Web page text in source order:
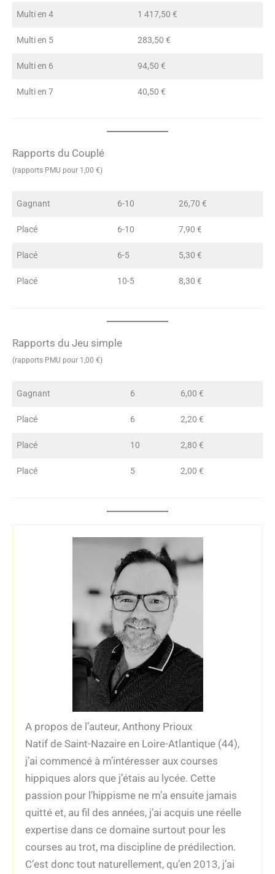
Multi en 4 1 417,50 €
Multi en 5 283,50 €
Multi en 6 94,50 €
Multi en 7 40,50 €
Rapports du Couplé
(rapports PMU pour 1,00 €)
Gagnant 6-10 26,70 €
Placé 6-10 7,90 €
Placé 6-5 5,30 €
Placé 10-5 8,30 €
Rapports du Jeu simple
(rapports PMU pour 1,00 €)
Gagnant 6 6,00 €
Placé 6 2,20 €
Placé 10 2,80 €
Placé 5 2,00 €
A propos de l’auteur, Anthony Prioux
Natif de Saint-Nazaire en Loire-Atlantique (44),
j’ai commencé à m’intéresser aux courses
hippiques alors que j’étais au lycée. Cette
passion pour l’hippisme ne m’a ensuite jamais
quitté et, au fil des années, j’ai acquis une réelle
expertise dans ce domaine surtout pour les
courses au trot, ma discipline de prédilection.
C’est donc tout naturellement, qu’en 2013, j’ai